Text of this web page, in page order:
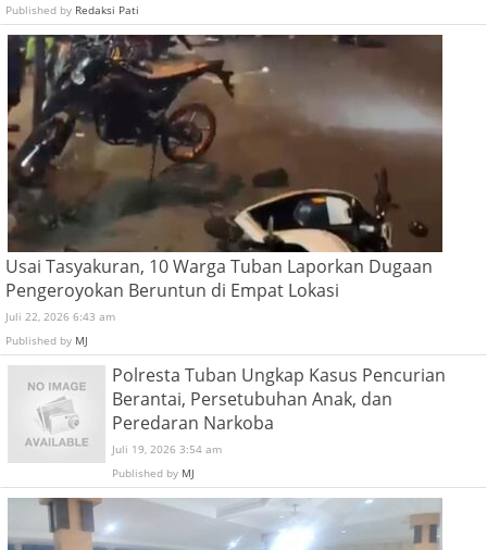
Published by Redaksi Pati
Usai Tasyakuran, 10 Warga Tuban Laporkan Dugaan
Pengeroyokan Beruntun di Empat Lokasi
Juli 22, 2026 6:43 am
Published by MJ
Polresta Tuban Ungkap Kasus Pencurian
Berantai, Persetubuhan Anak, dan
Peredaran Narkoba
Juli 19, 2026 3:54 am
Published by MJ